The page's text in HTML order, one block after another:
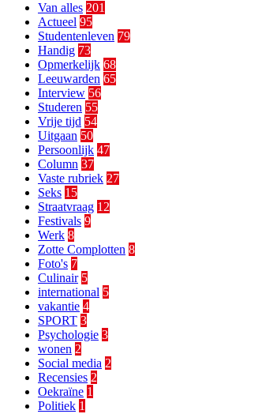
Van alles 201
Actueel 95
Studentenleven 79
Handig 73
Opmerkelijk 68
Leeuwarden 65
Interview 56
Studeren 55
Vrije tijd 54
Uitgaan 50
Persoonlijk 47
Column 37
Vaste rubriek 27
Seks 15
Straatvraag 12
Festivals 9
Werk 8
Zotte Complotten 8
Foto's 7
Culinair 5
international 5
vakantie 4
SPORT 3
Psychologie 3
wonen 2
Social media 2
Recensies 2
Oekraïne 1
Politiek 1